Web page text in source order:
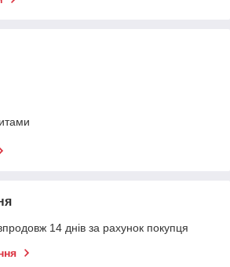
14 днів за рахунок покупця